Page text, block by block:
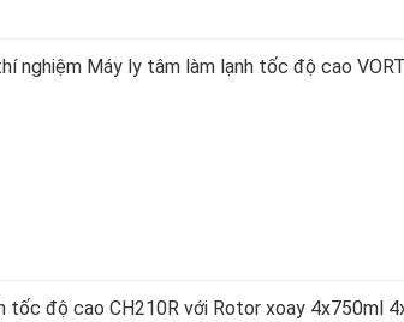
nghiệm Máy ly tâm làm lạnh tốc độ cao
tốc độ cao CH210R với Rotor xoay 4x750ml